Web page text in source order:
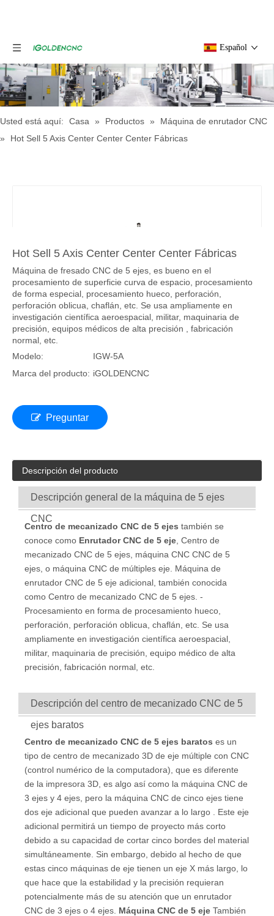
Español
Usted está aquí: Casa » Productos »
Máquina de enrutador CNC
»
Hot Sell 5 Axis Center Center Center Fábricas
Hot Sell 5 Axis Center Center Center Fábricas
Máquina de fresado CNC de 5 ejes, es bueno en el
procesamiento de superficie curva de espacio, procesamiento
de forma especial, procesamiento hueco, perforación,
perforación oblicua, chaflán, etc. Se usa ampliamente en
investigación científica aeroespacial, militar, maquinaria de
precisión, equipos médicos de alta precisión , fabricación
normal, etc.
Modelo:
IGW-5A
Marca del producto: iGOLDENCNC
Preguntar
Descripción del producto
Descripción general de la máquina de 5 ejes
CNC
Centro de mecanizado CNC de 5 ejes también se
conoce como Enrutador CNC de 5 eje , Centro de
mecanizado CNC de 5 ejes, máquina CNC CNC de 5
ejes, o máquina CNC de múltiples eje. Máquina de
enrutador CNC de 5 eje adicional, también conocida
como Centro de mecanizado CNC de 5 ejes. -
Procesamiento en forma de procesamiento hueco,
perforación, perforación oblicua, chaflán, etc. Se usa
ampliamente en investigación científica aeroespacial,
militar, maquinaria de precisión, equipo médico de alta
precisión, fabricación normal, etc.
Descripción del centro de mecanizado CNC de 5
ejes baratos
Centro de mecanizado CNC de 5 ejes baratos es un
tipo de centro de mecanizado 3D de eje múltiple con CNC
(control numérico de la computadora), que es diferente
de la impresora 3D, es algo así como la máquina CNC de
3 ejes y 4 ejes, pero la máquina CNC de cinco ejes tiene
dos eje adicional que pueden avanzar a lo largo . Este eje
adicional permitirá un tiempo de proyecto más corto
debido a su capacidad de cortar cinco bordes del material
simultáneamente. Sin embargo, debido al hecho de que
estas cinco máquinas de eje tienen un eje X más largo, lo
que hace que la estabilidad y la precisión requieran
potencialmente más de su atención que un enrutador
CNC de 3 ejes o 4 ejes. Máquina CNC de 5 eje También